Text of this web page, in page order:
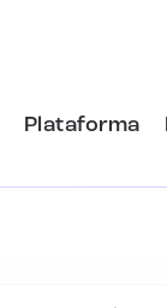
Plataforma